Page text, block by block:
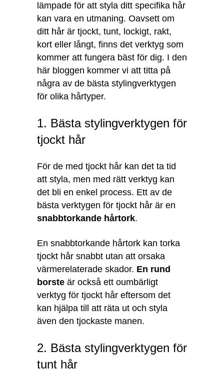
lämpade för att styla ditt specifika hår
kan vara en utmaning. Oavsett om
ditt hår är tjockt, tunt, lockigt, rakt,
kort eller långt, finns det verktyg som
kommer att fungera bäst för dig. I den
här bloggen kommer vi att titta på
några av de bästa stylingverktygen
för olika hårtyper.
1. Bästa stylingverktygen för
tjockt hår
För de med tjockt hår kan det ta tid
att styla, men med rätt verktyg kan
det bli en enkel process. Ett av de
bästa verktygen för tjockt hår är en
snabbtorkande hårtork.
En snabbtorkande hårtork kan torka
tjockt hår snabbt utan att orsaka
värmerelaterade skador. En rund
borste är också ett oumbärligt
verktyg för tjockt hår eftersom det
kan hjälpa till att räta ut och styla
även den tjockaste manen.
2. Bästa stylingverktygen för
tunt hår